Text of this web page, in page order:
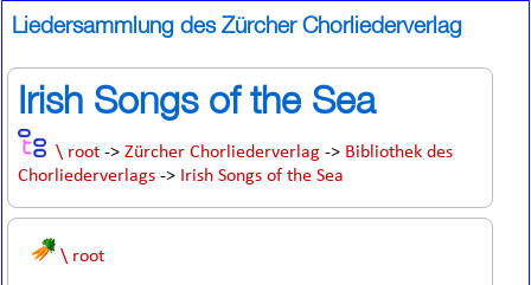
Liedersammlung des Zürcher Chorliederverlag
Irish Songs of the Sea
\ root ->Zürcher Chorliederverlag -> Bibliothek des
Chorliederverlags -> Irish Songs of the Sea
\ root